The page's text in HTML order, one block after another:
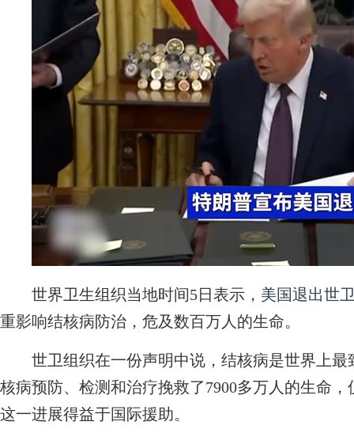
世界卫生组织当地时间5日表示， 美国退出世
重影响结核病防治，危及数百万人的生命。
世卫组织在一份声明中说，结核病是世界上最
核病预防、检测和治疗挽救了7900多万人的生命
这一进展得益于国际援助。